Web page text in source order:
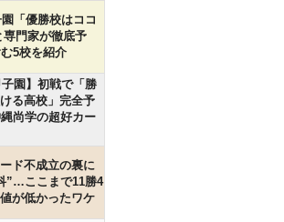
「優勝校はココ
門家が徹底予
5校を紹介
子園】初戦で「勝
る高校」完全予
尚学の超好カー
ド不成立の裏に
”…ここまで11勝4
が低かったワケ